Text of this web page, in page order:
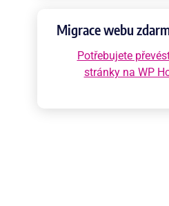
Migrace webu
Potřebujete
stránky na WP